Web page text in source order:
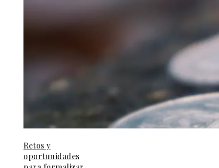
Retos y
oportunidades